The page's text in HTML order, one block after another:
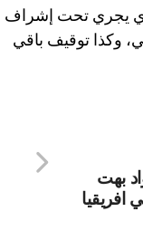
يجري تحت إشراف
وكذا توقيف باقي
بهت